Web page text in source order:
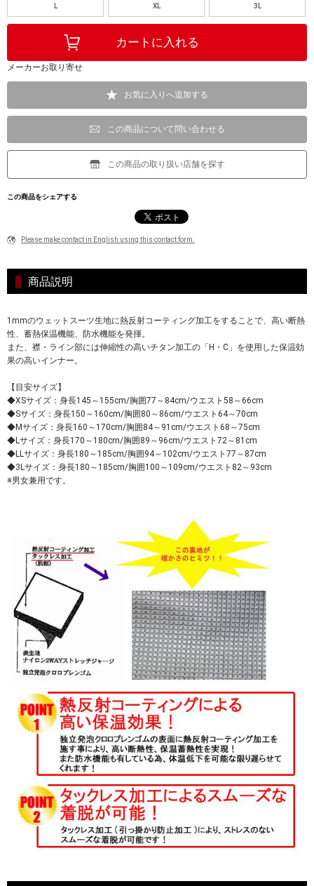
L XL 3L
メーカーお取り寄せ
お気に入りへ追加する
この商品について問い合わせる
この商品の取り扱い店舗を探す
この商品をシェアする
Please make contact in English using this contact form.
商品説明
1mmのウェットスーツ生地に熱反射コーティング加工をすることで、高い断熱
性、蓄熱保温機能、防水機能を発揮。
また、襟・ライン部には伸縮性の高いチタン加工の「H・C」を使用した保温効
果の高いインナー。
【目安サイズ】
◆XSサイズ：身長145～155cm/胸囲77～84cm/ウエスト58～66cm
◆Sサイズ：身長150～160cm/胸囲80～86cm/ウエスト64～70cm
◆Mサイズ：身長160～170cm/胸囲84～91cm/ウエスト68～75cm
◆Lサイズ：身長170～180cm/胸囲89～96cm/ウエスト72～81cm
◆LLサイズ：身長180～185cm/胸囲94～102cm/ウエスト77～87cm
◆3Lサイズ：身長180～185cm/胸囲100～109cm/ウエスト82～93cm
※男女兼用です。